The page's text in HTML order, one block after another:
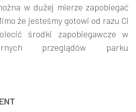
w dużej mierze zapobiegać
że jesteśmy gotowi od razu Ci
środki zapobiegawcze w
przeglądów parku